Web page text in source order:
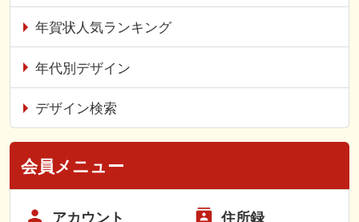
年賀状人気ランキング
年代別デザイン
デザイン検索
会員メニュー
アカウント 住所録